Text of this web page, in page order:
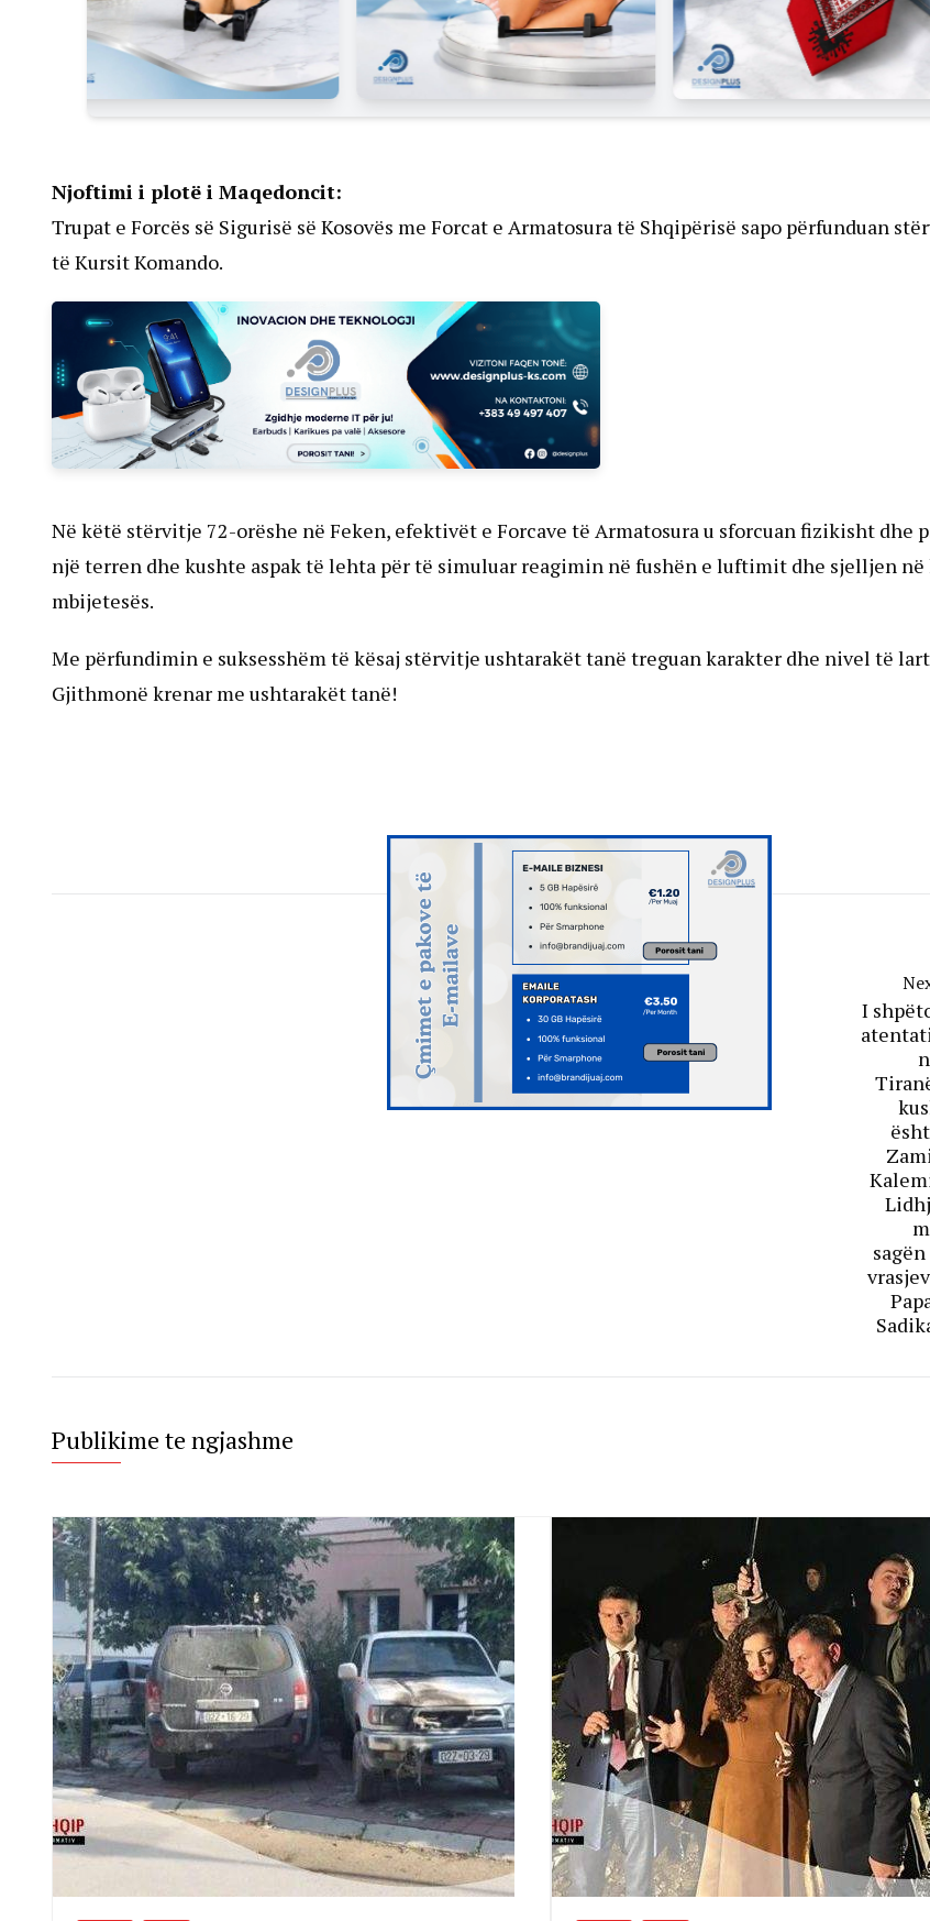
Njoftimi i plotë i Maqedoncit:
Trupat e Forcës së Sigurisë së Kosovës me Forcat e Armatosura të Shqipërisë sapo përfunduan
të Kursit Komando.
Në këtë stërvitje 72-orëshe në Feken, efektivët e Forcave të Armatosura u sforcuan fizikisht dhe
një terren dhe kushte aspak të lehta për të simuluar reagimin në fushën e luftimit dhe sjelljen në
mbijetesës.
Me përfundimin e suksesshëm të kësaj stërvitje ushtarakët tanë treguan karakter dhe nivel të
Gjithmonë krenar me ushtarakët tanë!
I
sagën
Publikime te ngjashme